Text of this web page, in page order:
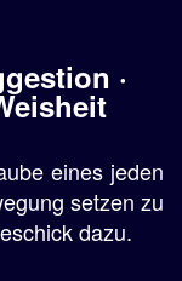
·
eines jeden
setzen zu
dazu.